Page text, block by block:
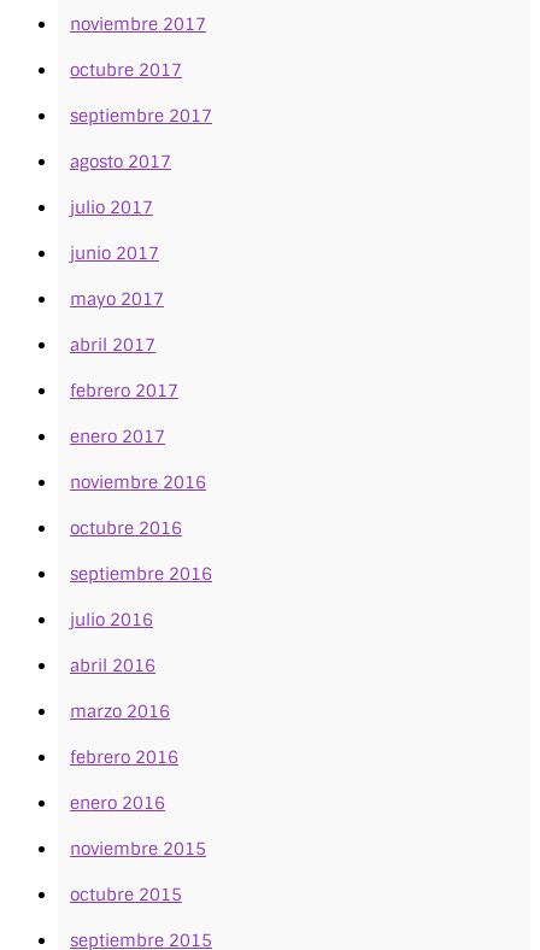
noviembre 2017
octubre 2017
septiembre 2017
agosto 2017
julio 2017
junio 2017
mayo 2017
abril 2017
febrero 2017
enero 2017
noviembre 2016
octubre 2016
septiembre 2016
julio 2016
abril 2016
marzo 2016
febrero 2016
enero 2016
noviembre 2015
octubre 2015
septiembre 2015